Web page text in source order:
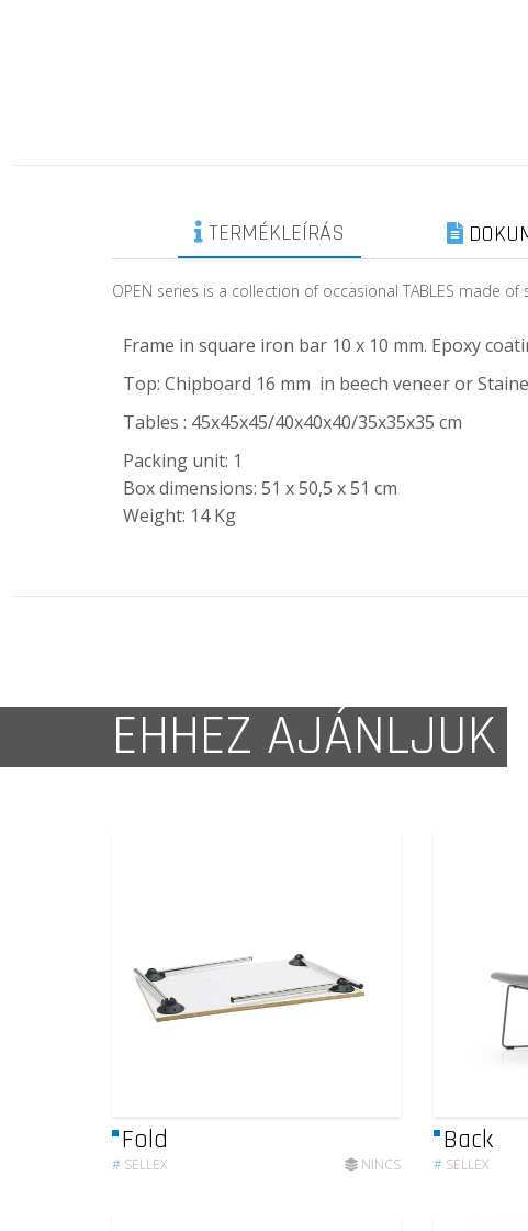
TERMÉKLEÍRÁS
OPEN series is a collection of occasional TABLES made
Frame in square iron bar 10 x 10 mm. Epoxy
Top: Chipboard 16 mm in beech veneer or
Tables : 45x45x45/40x40x40/35x35x35 cm
Packing unit: 1
Box dimensions: 51 x 50,5 x 51 cm
Weight: 14 Kg
EHHEZ AJÁNLJUK
Fold
# SELLEX NINCS
Back
# SELLEX